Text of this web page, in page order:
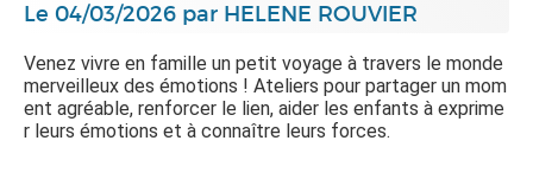
Le 04/03/2026 par HELENE ROUVIER
Venez vivre en famille un petit voyage à travers le monde
merveilleux des émotions ! Ateliers pour partager un mom
ent agréable, renforcer le lien, aider les enfants à exprime
r leurs émotions et à connaître leurs forces.